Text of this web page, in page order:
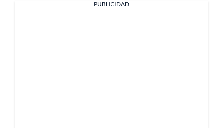
PUBLICIDAD